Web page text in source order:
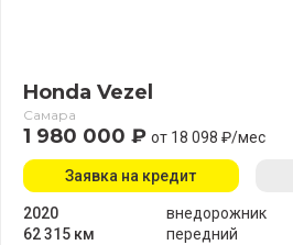
Honda Vezel
Самара
1 980 000 ₽ от 18 098 ₽/мес
2020
62 315 км
внедорожник
передний
Заявка на кредит